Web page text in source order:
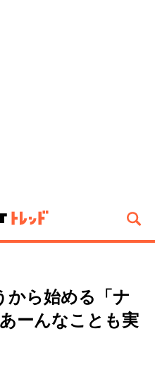
から始める「ナ
ーんなことも実